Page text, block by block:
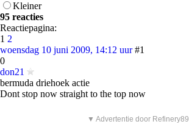
Kleiner
95 reacties
Reactiepagina:
1 2
woensdag 10 juni 2009, 14:12 uur #1
0
don21
bermuda driehoek actie
Dont stop now straight to the top now
▼ Advertentie door Refinery89